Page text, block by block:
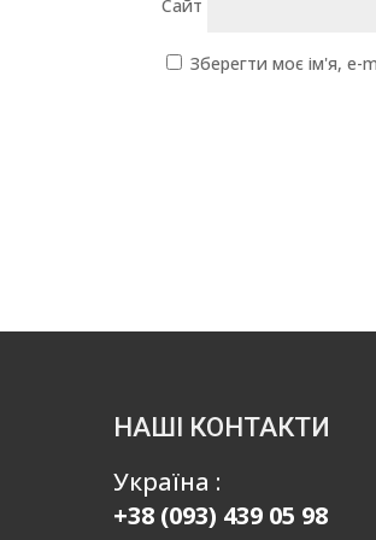
Сайт
Зберегти моє ім'я, e-
НАШІ КОНТАКТИ
Україна :
+38 (093) 439 05 98